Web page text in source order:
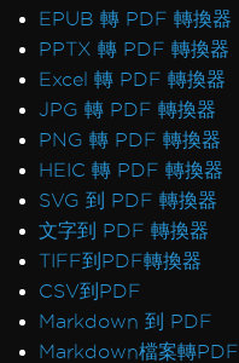
EPUB 轉 PDF 轉換器
PPTX 轉 PDF 轉換器
Excel 轉 PDF 轉換器
JPG 轉 PDF 轉換器
PNG 轉 PDF 轉換器
HEIC 轉 PDF 轉換器
SVG 到 PDF 轉換器
文字到 PDF 轉換器
TIFF到PDF轉換器
CSV到PDF
Markdown 到 PDF
Markdown檔案轉PDF